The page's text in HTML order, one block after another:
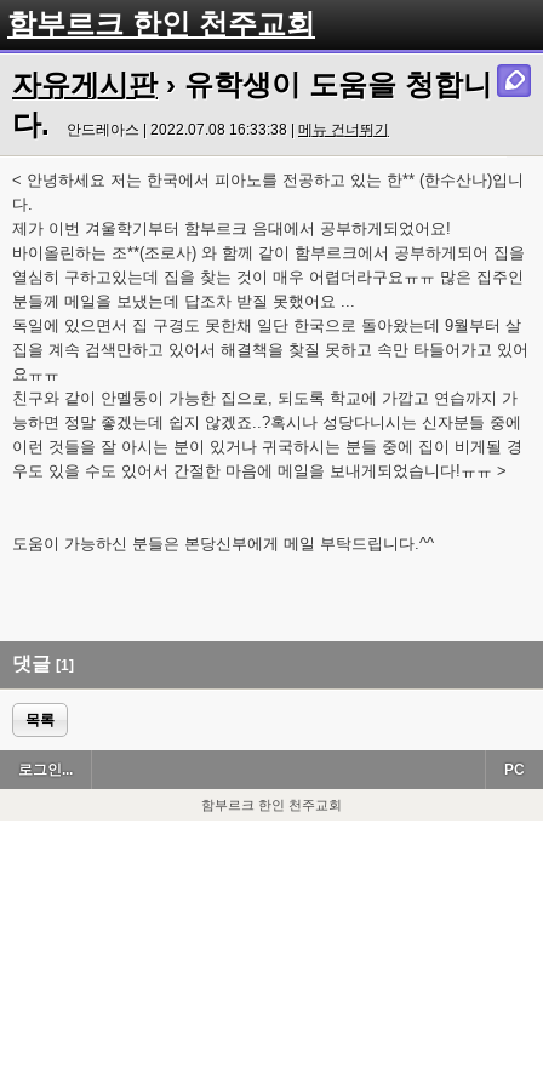
함부르크 한인 천주교회
자유게시판› 유학생이 도움을 청합니
다.
안드레아스 | 2022.07.08 16:33:38 | 메뉴 건너뛰기
< 안녕하세요 저는 한국에서 피아노를 전공하고 있는 한** (한수산나)입니
다.
제가 이번 겨울학기부터 함부르크 음대에서 공부하게되었어요!
바이올린하는 조**(조로사) 와 함께 같이 함부르크에서 공부하게되어 집을
열심히 구하고있는데 집을 찾는 것이 매우 어렵더라구요ㅠㅠ 많은 집주인
분들께 메일을 보냈는데 답조차 받질 못했어요 ...
독일에 있으면서 집 구경도 못한채 일단 한국으로 돌아왔는데 9월부터 살
집을 계속 검색만하고 있어서 해결책을 찾질 못하고 속만 타들어가고 있어
요ㅠㅠ
친구와 같이 안멜둥이 가능한 집으로, 되도록 학교에 가깝고 연습까지 가
능하면 정말 좋겠는데 쉽지 않겠죠..?혹시나 성당다니시는 신자분들 중에
이런 것들을 잘 아시는 분이 있거나 귀국하시는 분들 중에 집이 비게될 경
우도 있을 수도 있어서 간절한 마음에 메일을 보내게되었습니다!ㅠㅠ >
도움이 가능하신 분들은 본당신부에게 메일 부탁드립니다.^^
댓글 [1]
목록
로그인... PC
함부르크 한인 천주교회